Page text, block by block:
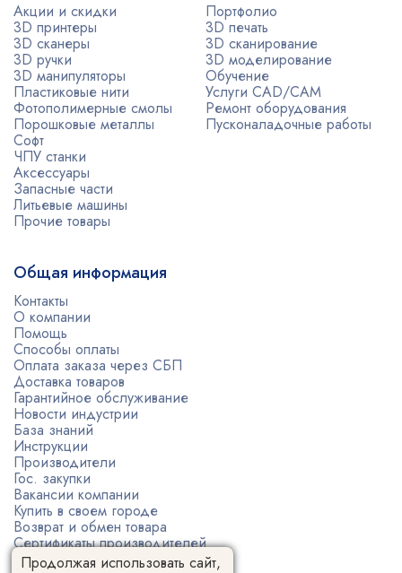
Акции и скидки
3D принтеры
3D сканеры
3D ручки
3D манипуляторы
Пластиковые нити
Фотополимерные смолы
Порошковые металлы
Софт
ЧПУ станки
Аксессуары
Запасные части
Литьевые машины
Прочие товары
Портфолио
3D печать
3D сканирование
3D моделирование
Обучение
Услуги CAD/CAM
Ремонт оборудования
Пусконаладочные работы
Общая информация
Контакты
О компании
Помощь
Способы оплаты
Оплата заказа через СБП
Доставка товаров
Гарантийное обслуживание
Новости индустрии
База знаний
Инструкции
Производители
Гос. закупки
Вакансии компании
Купить в своем городе
Возврат и обмен товара
Сертификаты производителей
Политика конфиденциальности
Продолжая использовать сайт,